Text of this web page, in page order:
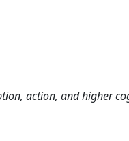
action, and higher